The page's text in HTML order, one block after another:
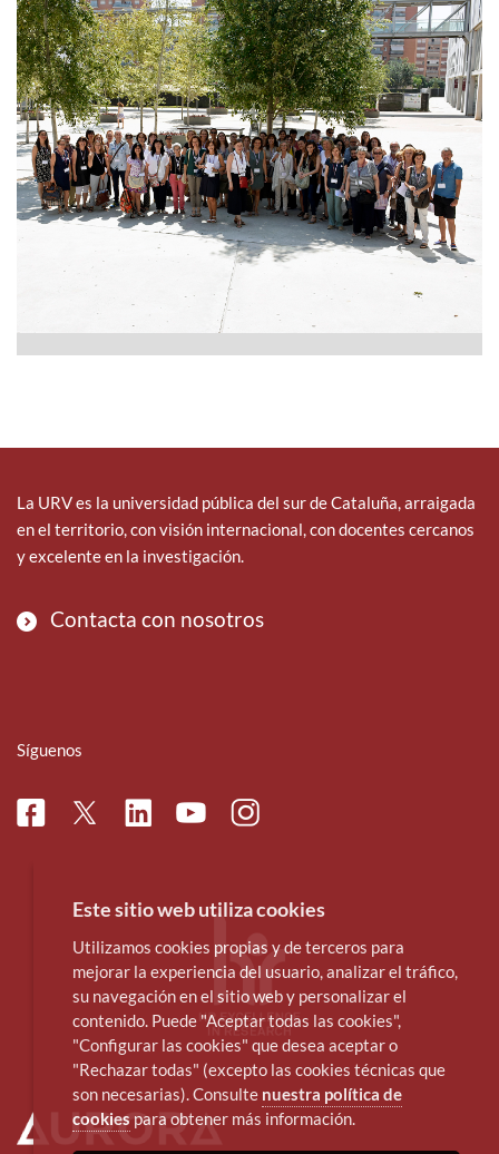
La URV es la universidad pública del sur de Cataluña, arraigada
en el territorio, con visión internacional, con docentes cercanos
y excelente en la investigación.
Contacta con nosotros
Síguenos
FacebookTwitterLinkedinYoutubeInstagram
Este sitio web utiliza cookies
Utilizamos cookies propias y de terceros para
mejorar la experiencia del usuario, analizar el tráfico,
su navegación en el sitio web y personalizar el
contenido. Puede "Aceptar todas las cookies",
"Configurar las cookies" que desea aceptar o
"Rechazar todas" (excepto las cookies técnicas que
son necesarias). Consulte nuestra política de
cookies para obtener más información.